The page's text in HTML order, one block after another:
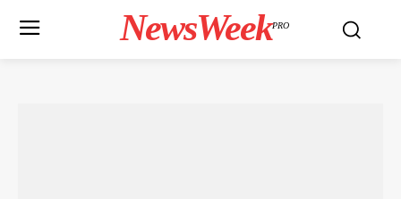
NewsWeekPRO